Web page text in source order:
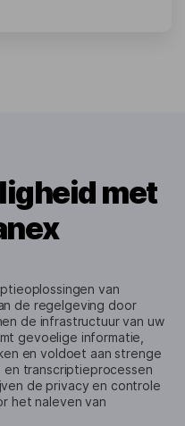
met
van
de regelgeving door
de infrastructuur van uw
gevoelige informatie,
en voldoet aan strenge
transcriptieprocessen
de privacy en controle
het naleven van